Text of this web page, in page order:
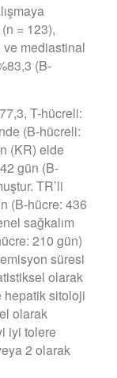
= 123),
mediastinal
(B-
T-hücreli:
(B-hücreli:
(KR) elde
gün (B-
TR’li
(B-hücre: 436
sağkalım
210 gün)
süresi
olarak
hepatik sitoloji
olarak
iyi tolere
2 olarak